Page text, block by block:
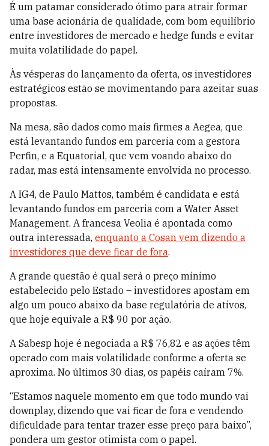
É um patamar considerado ótimo para atrair formar
uma base acionária de qualidade, com bom equilíbrio
entre investidores de mercado e hedge funds e evitar
muita volatilidade do papel.
Às vésperas do lançamento da oferta, os investidores
estratégicos estão se movimentando para azeitar suas
propostas.
Na mesa, são dados como mais firmes a Aegea, que
está levantando fundos em parceria com a gestora
Perfin, e a Equatorial, que vem voando abaixo do
radar, mas está intensamente envolvida no processo.
A IG4, de Paulo Mattos, também é candidata e está
levantando fundos em parceria com a Water Asset
Management. A francesa Veolia é apontada como
outra interessada, enquanto a Cosan vem dizendo a
investidores que deve ficar de fora.
A grande questão é qual será o preço mínimo
estabelecido pelo Estado – investidores apostam em
algo um pouco abaixo da base regulatória de ativos,
que hoje equivale a R$ 90 por ação.
A Sabesp hoje é negociada a R$ 76,82 e as ações têm
operado com mais volatilidade conforme a oferta se
aproxima. No últimos 30 dias, os papéis caíram 7%.
“Estamos naquele momento em que todo mundo vai
downplay, dizendo que vai ficar de fora e vendendo
dificuldade para tentar trazer esse preço para baixo”,
pondera um gestor otimista com o papel.